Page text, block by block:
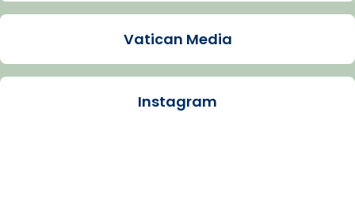
Imatge: Generada amb IA (OpenAI)
Arquebisbat de Barcelona
Vatican Media
Instagram